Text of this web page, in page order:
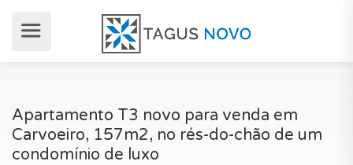
Apartamento T3 novo para venda em
Carvoeiro, 157m2, no rés-do-chão de um
condomínio de luxo